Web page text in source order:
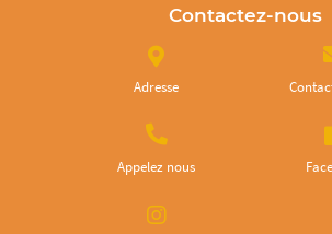
Contactez-nous
Adresse
Appelez nous